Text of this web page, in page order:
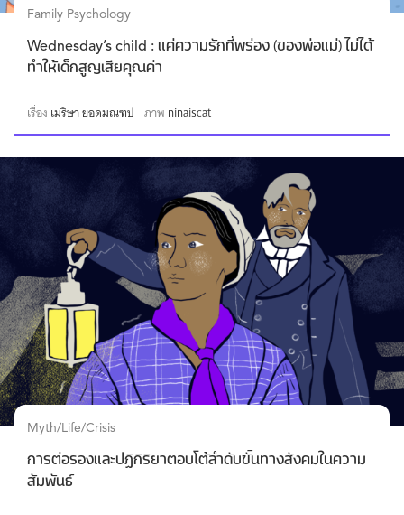
Family Psychology
Wednesday’s child : แค่ความรักที่พร่อง (ของพ่อแม่) ไม่ได้
ทำให้เด็กสูญเสียคุณค่า
เรื่อง เมริษา ยอดมณฑป ภาพ ninaiscat
Myth/Life/Crisis
การต่อรองและปฏิกิริยาตอบโต้ลำดับขั้นทางสังคมในความ
สัมพันธ์